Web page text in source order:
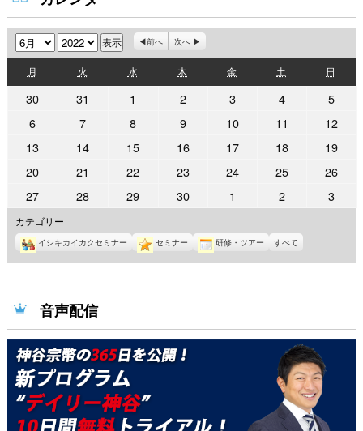
月 年 前へ 次へ
月
曜
日
火
曜
日
水水
曜
木
曜
金金
曜
土
曜
日
曜
302022
月
30
31
月
1
月
1
22022
6
月
2
32022
6
月
3
42022
6
月
4
52022
6
月
5
62022
6
月
6
日
72022
6
月
7
日
82022
6
月
8
日
92022
6
月
9
日
102022
月
日
11
6
月
日
122022
6
月
日
132022
月
13
日
142022
月
日
152022
6
月
日
162022
6
月
日
172022
日
182022
6
日
192022
6
202022
6
月
20
21
6
21
222022
6
22
日
232022
6
23
日
242022
6
24
252022
6
25
262022
6
272022
年
6
月
27
282022
年
6
月
28
292022
年
6
月
29
302022
年
6
月
30
1
年
7
月
1
22022
年
7
月
2
32022
年
3
カテゴリー
イシキカイカクセミナー セミナー 研修・ツアー すべて
音声配信